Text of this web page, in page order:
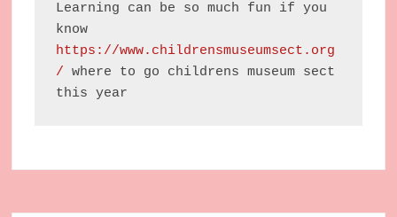
Learning can be so much fun if you
https://www.childrensmuseumsect.org
/ where to go childrens museum sect
this year